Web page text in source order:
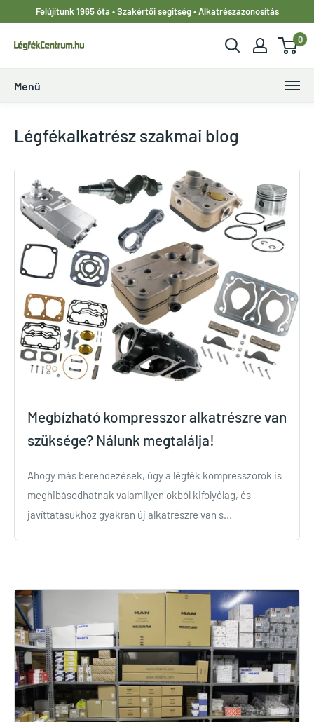
tartalomhoz
Felújítunk 1965 óta • Szakértői segítség • Alkatrészazonosítás
LegfekCentrum.hu
0
Menü
Légfékalkatrész szakmai blog
Megbízható kompresszor alkatrészre van
szüksége? Nálunk megtalálja!
Ahogy más berendezések, úgy a légfék kompresszorok is
meghibásodhatnak valamilyen okból kifolyólag, és
javíttatásukhoz gyakran új alkatrészre van s...